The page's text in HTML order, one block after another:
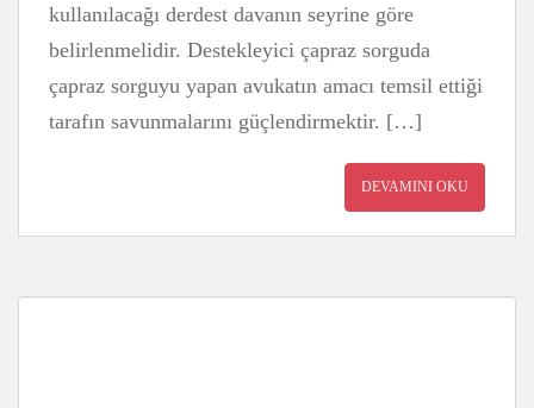
kullanılacağı derdest davanın seyrine göre
belirlenmelidir. Destekleyici çapraz sorguda
çapraz sorguyu yapan avukatın amacı temsil ettiği
tarafın savunmalarını güçlendirmektir. […]
DEVAMINI OKU